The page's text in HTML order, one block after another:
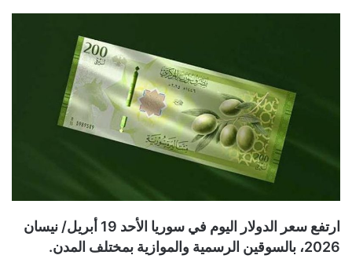
ارتفع سعر الدولار اليوم في سوريا الأحد 19 أبريل/ نيسان
2026، بالسوقين الرسمية والموازية بمختلف المدن.